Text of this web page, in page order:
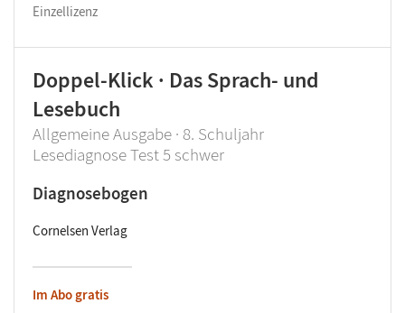
Einzellizenz
Doppel-Klick · Das Sprach- und
Lesebuch
Allgemeine Ausgabe · 8. Schuljahr
Lesediagnose Test 5 schwer
Diagnosebogen
Cornelsen Verlag
Im Abo gratis